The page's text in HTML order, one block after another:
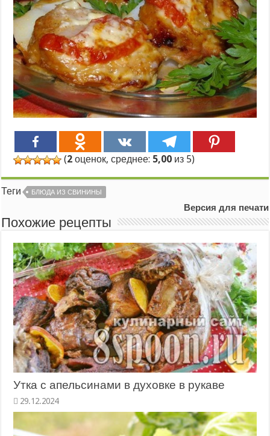
(2 оценок, среднее: 5,00 из 5)
Теги БЛЮДА ИЗ СВИНИНЫ
Версия для печати
Похожие рецепты
Утка с апельсинами в духовке в рукаве